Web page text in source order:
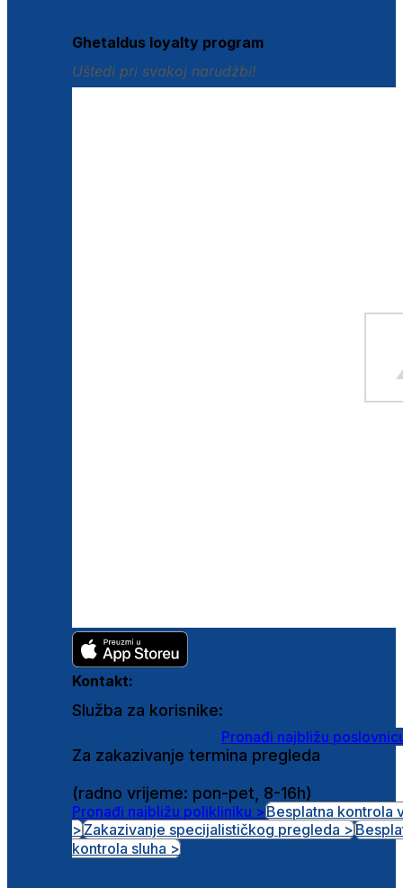
Ghetaldus loyalty program
Uštedi pri svakoj narudžbi!
Kontakt:
Služba za korisnike:
Pronađi najbližu
Za zakazivanje termina pregleda
(radno vrijeme: pon-pet, 8-16h)
Pronađi najbližu polikliniku >Besplatna kontrola
>Zakazivanje specijalističkog pregleda >
kontrola sluha >